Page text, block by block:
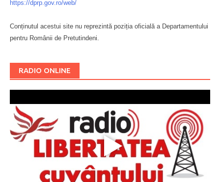
https://dprp.gov.ro/web/
Conținutul acestui site nu reprezintă poziția oficială a Departamentului
pentru Românii de Pretutindeni.
RADIO ONLINE